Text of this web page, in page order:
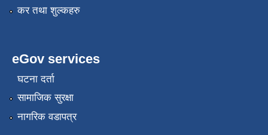
कर तथा शुल्कहरु
eGov services
घटना दर्ता
सामाजिक सुरक्षा
नागरिक वडापत्र